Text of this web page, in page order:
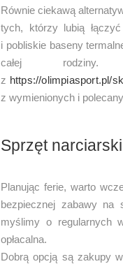
Równie ciekawą
tych, którzy lubią
i pobliskie baseny
całej
z https://olimpiasport.pl/
z wymienionych i
Sprzęt
Planując ferie, warto
bezpiecznej zabawy na
myślimy o regularnych
opłacalna.
Dobrą opcją są zakupy